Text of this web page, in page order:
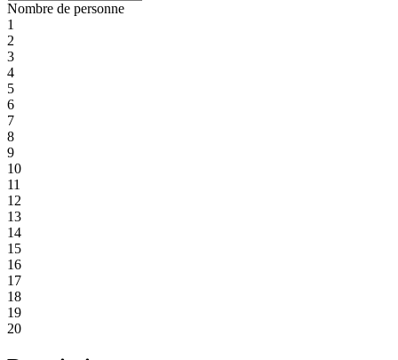
Nombre de personne
1
2
3
4
5
6
7
8
9
10
11
12
13
14
15
16
17
18
19
20